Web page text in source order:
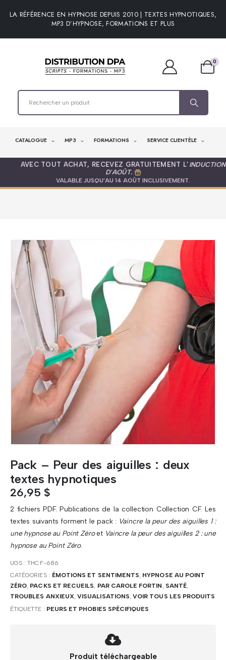
LA RÉFÉRENCE EN HYPNOSE DEPUIS 2010 | TEXTES HYPNOTIQUES,
MP3 D’HYPNOSE, FORMATIONS ET PLUS
0
CATALOGUE MP3 FORMATIONS SERVICE CLIENTÈLE
AVEC TOUT ACHAT, RECEVEZ GRATUITEMENT L’ INDUCTION
D'AOÛT.
VALABLE JUSQU’AU 14 AOÛT INCLUSIVEMENT.
Pack – Peur des aiguilles : deux
textes hypnotiques
26,95 $
2 fichiers PDF. Publications de la collection Collection CF. Les
textes suivants forment le pack : Vaincre la peur des aiguilles 1 :
une hypnose au Point Zéroet Vaincre la peur des aiguilles 2 : une
hypnose au Point Zéro.
UGS :THCF-686
CATÉGORIES : ÉMOTIONS ET SENTIMENTS, HYPNOSE AU POINT
ZÉRO, PACKS ET RECUEILS, PAR CAROLE FORTIN , SANTÉ,
TROUBLES ANXIEUX,VISUALISATIONS,VOIR TOUS LES PRODUITS
ÉTIQUETTE : PEURS ET PHOBIES SPÉCIFIQUES
Produit téléchargeable